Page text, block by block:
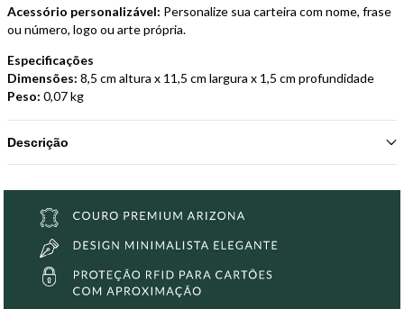
Acessório personalizável: Personalize sua carteira com nome, frase
ou número, logo ou arte própria.
Especificações
Dimensões: 8,5 cm altura x 11,5 cm largura x 1,5 cm profundidade
Peso: 0,07 kg
Descrição